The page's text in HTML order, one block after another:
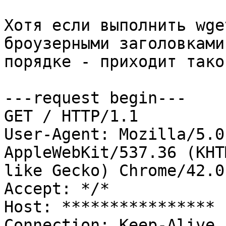
Хотя если выполнить
броузерными
порядке - приходит
---request begin---
GET / HTTP/1.1
User-Agent: Mozilla/5.0
AppleWebKit/537.36
like Gecko) Chrome/
Accept: */*
Host: ****************